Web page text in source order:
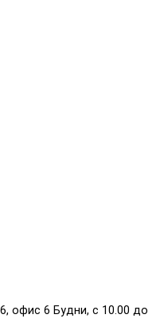
офис 6 Будни, с 10.00 до